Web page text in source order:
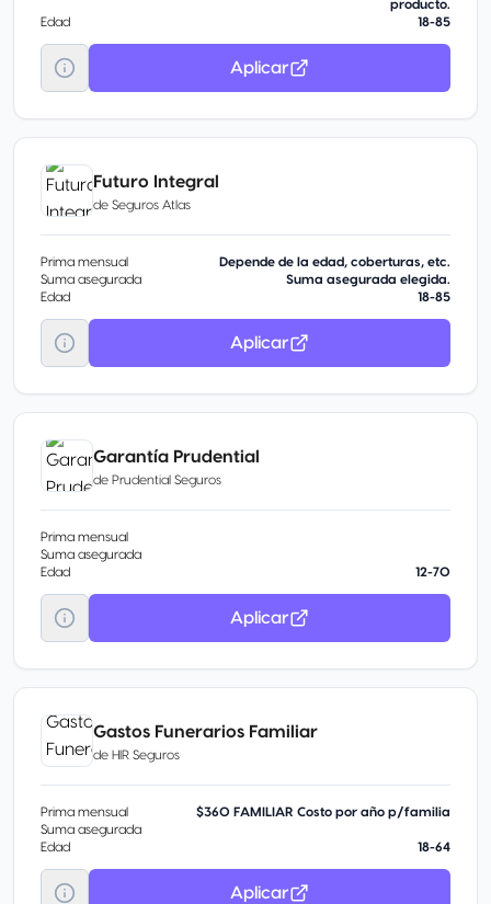
producto.
Edad
18-85
Aplicar
Futuro Integral
de Seguros Atlas
Prima mensual
Depende de la edad, coberturas, etc.
Suma asegurada
Suma asegurada elegida.
Edad
18-85
Aplicar
Garantía Prudential
de Prudential Seguros
Prima mensual
Suma asegurada
Edad
12-70
Aplicar
Gastos Funerarios Familiar
de HIR Seguros
Prima mensual
$360 FAMILIAR Costo por año p/familia
Suma asegurada
Edad
18-64
Aplicar